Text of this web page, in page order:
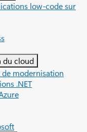
low-code sur
du cloud
modernisation
.NET